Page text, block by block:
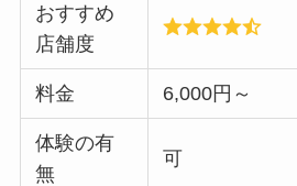
おすすめ
店舗度
料金 6,000円～
体験の有
無
可